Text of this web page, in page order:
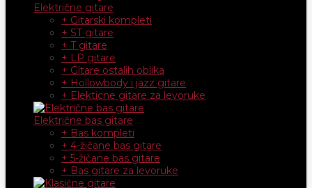
Električne gitare
+ Gitarski kompleti
+ ST gitare
+ T gitare
+ LP gitare
+ Gitare ostalih oblika
+ Hollowbody i jazz gitare
+ Elekticne gitare za levoruke
Električne bas gitare
+ Bas kompleti
+ 4-žičane bas gitare
+ 5-žičane bas gitare
+ Bas gitare za levoruke